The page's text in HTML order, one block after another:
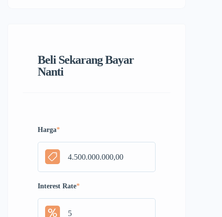
Beli Sekarang Bayar
Nanti
Harga*
Interest Rate*